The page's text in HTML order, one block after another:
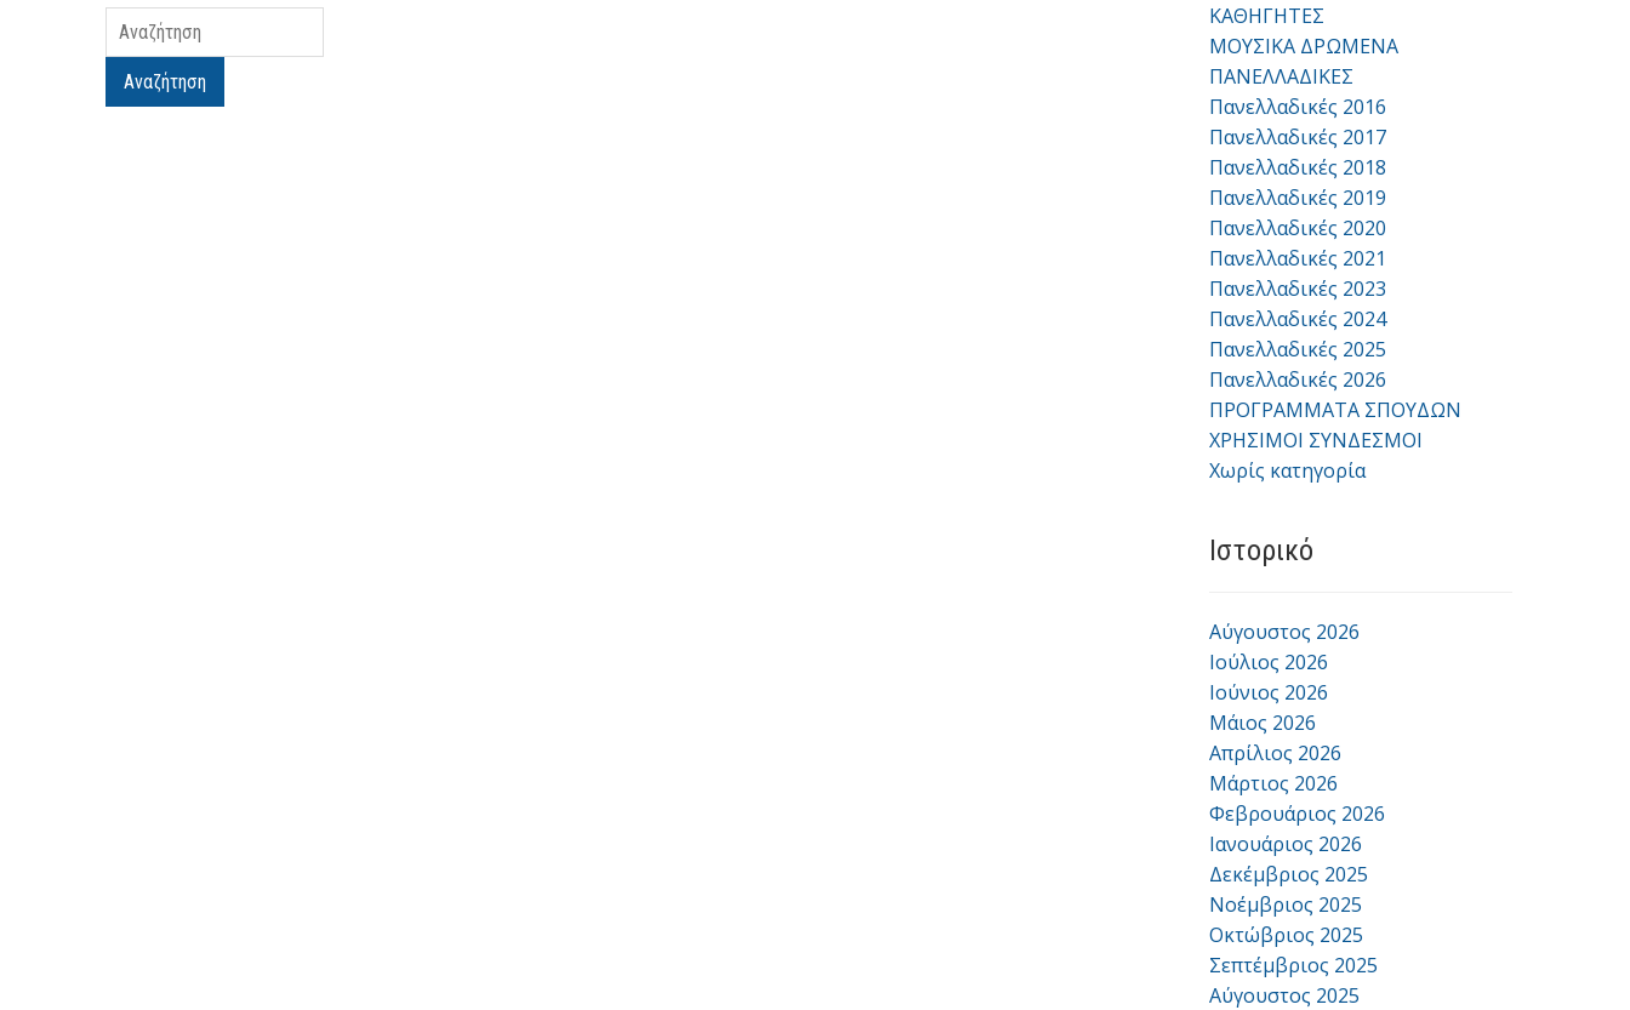
Αναζήτηση
ΚΑΘΗΓΗΤΕΣ
ΜΟΥΣΙΚΑ ΔΡΩΜΕΝΑ
ΠΑΝΕΛΛΑΔΙΚΕΣ
Πανελλαδικές 2016
Πανελλαδικές 2017
Πανελλαδικές 2018
Πανελλαδικές 2019
Πανελλαδικές 2020
Πανελλαδικές 2021
Πανελλαδικές 2023
Πανελλαδικές 2024
Πανελλαδικές 2025
Πανελλαδικές 2026
ΠΡΟΓΡΑΜΜΑΤΑ ΣΠΟΥΔΩΝ
ΧΡΗΣΙΜΟΙ ΣΥΝΔΕΣΜΟΙ
Χωρίς κατηγορία
Ιστορικό
Αύγουστος 2026
Ιούλιος 2026
Ιούνιος 2026
Μάιος 2026
Απρίλιος 2026
Μάρτιος 2026
Φεβρουάριος 2026
Ιανουάριος 2026
Δεκέμβριος 2025
Νοέμβριος 2025
Οκτώβριος 2025
Σεπτέμβριος 2025
Αύγουστος 2025